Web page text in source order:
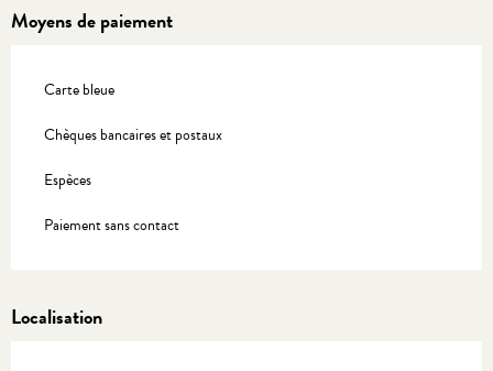
Moyens de paiement
Carte bleue
Chèques bancaires et postaux
Espèces
Paiement sans contact
Localisation